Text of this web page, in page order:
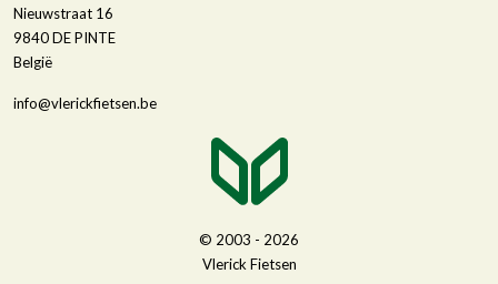
Nieuwstraat 16
9840DE PINTE
België
info@vlerickfietsen.be
© 2003 - 2026
Vlerick Fietsen